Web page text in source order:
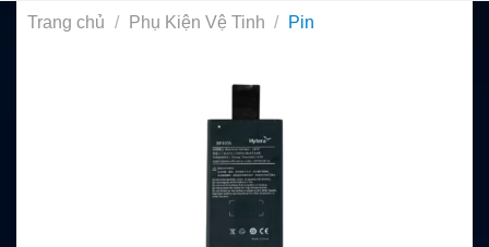
Trang chủ / Phụ Kiện Vệ Tinh / Pin